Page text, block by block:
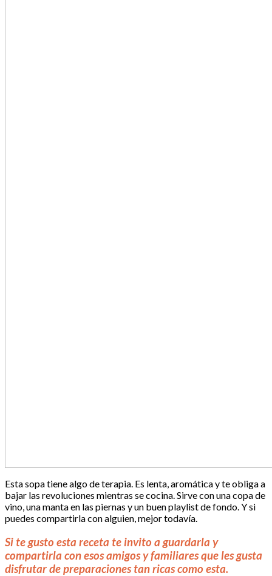
Esta sopa tiene algo de terapia. Es lenta, aromática y te obliga a
bajar las revoluciones mientras se cocina. Sirve con una copa de
vino, una manta en las piernas y un buen playlist de fondo. Y si
puedes compartirla con alguien, mejor todavía.
Si te gusto esta receta te invito a guardarla y
compartirla con esos amigos y familiares que les gusta
disfrutar de preparaciones tan ricas como esta.